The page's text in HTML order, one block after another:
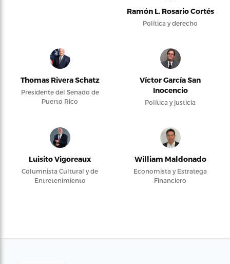
Ramón L. Rosario Cortés
Política y derecho
Thomas Rivera Schatz
Presidente del Senado de
Puerto Rico
Víctor García San
Inocencio
Política y justicia
Luisito Vigoreaux
Columnista Cultural y de
Entretenimiento
William Maldonado
Economista y Estratega
Financiero